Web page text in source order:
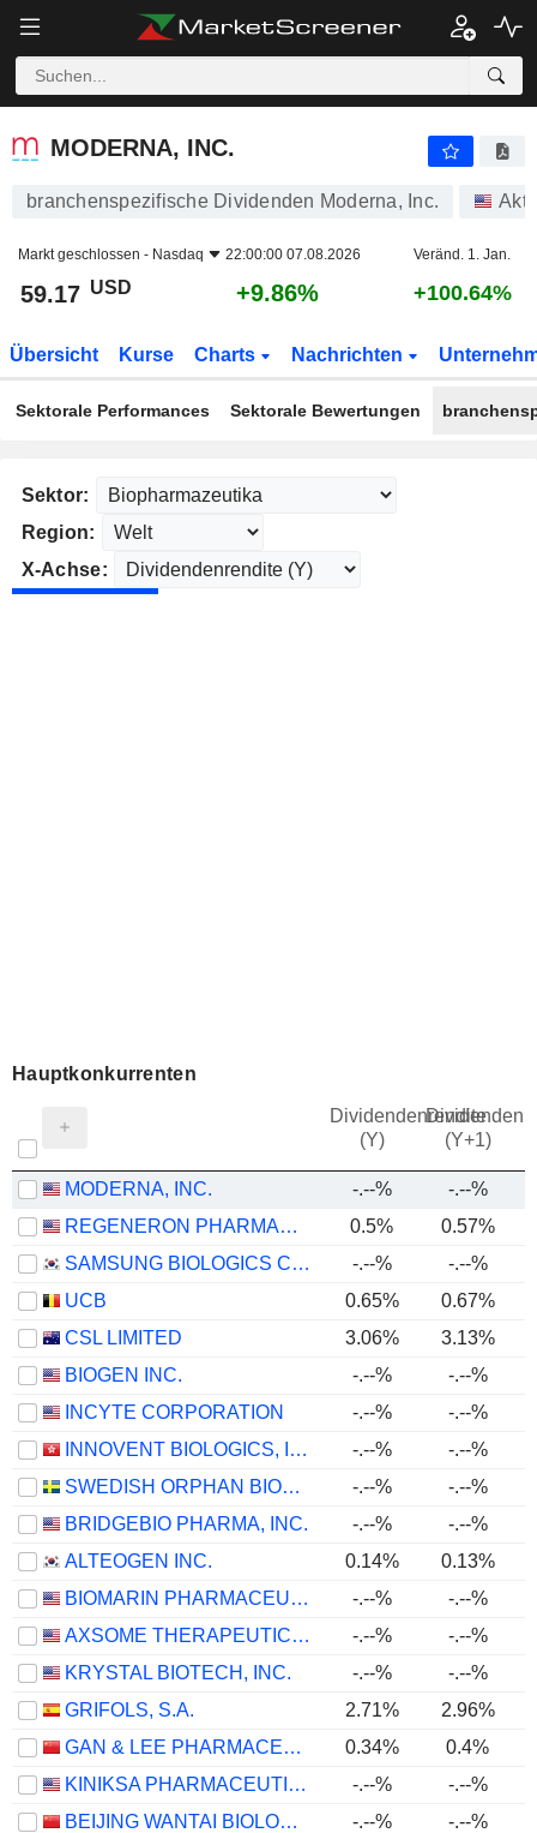
MODERNA, INC.
MODERNA, INC.
branchenspezifische Dividenden Moderna, Inc.
Markt geschlossen - Nasdaq 22:00:00 07.08.2026 Veränd. 1. Jan.
59.17 USD +9.86% +100.64%
Übersicht Kurse Charts Nachrichten
Sektorale Performances Sektorale Bewertungen
Sektor:
Region:
X-Achse:
Hauptkonkurrenten
Dividendenrendite
(Y)
(Y+1)
MODERNA, INC. -.--%
-.--%
REGENERON PHARMACEUTICALS, INC.
0.5% 0.57%
SAMSUNG BIOLOGICS CO.,LTD.
-.--% -.--%
UCB
0.65% 0.67%
CSL LIMITED
3.06% 3.13%
BIOGEN INC.
-.--% -.--%
INCYTE CORPORATION
-.--%
-.--%
INNOVENT BIOLOGICS, INC.
-.--% -.--%
SWEDISH ORPHAN BIOVITRUM AB
-.--% -.--%
BRIDGEBIO PHARMA, INC.
-.--% -.--%
ALTEOGEN INC.
0.14% 0.13%
BIOMARIN PHARMACEUTICAL INC.
-.--% -.--%
AXSOME THERAPEUTICS, INC.
-.--% -.--%
KRYSTAL BIOTECH, INC.
-.--% -.--%
GRIFOLS, S.A.
2.71% 2.96%
GAN & LEE PHARMACEUTICALS.
0.34%
0.4%
KINIKSA PHARMACEUTICALS INTERNATIONAL, PLC
-.--% -.--%
BEIJING WANTAI BIOLOGICAL PHARMACY ENTERPRISE CO., LTD.
-.--% -.--%